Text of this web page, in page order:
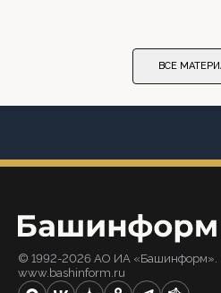
ВСЕ
© 1992-2026 АО ИА «Башинформ».
www.bashinform.ru